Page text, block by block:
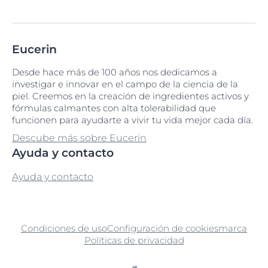
Eucerin
Desde hace más de 100 años nos dedicamos a
investigar e innovar en el campo de la ciencia de la
piel. Creemos en la creación de ingredientes activos y
fórmulas calmantes con alta tolerabilidad que
funcionen para ayudarte a vivir tu vida mejor cada día.
Descube más sobre Eucerin
Ayuda y contacto
Ayuda y contacto
Condiciones de usoConfiguración de cookiesmarca
Políticas de privacidad